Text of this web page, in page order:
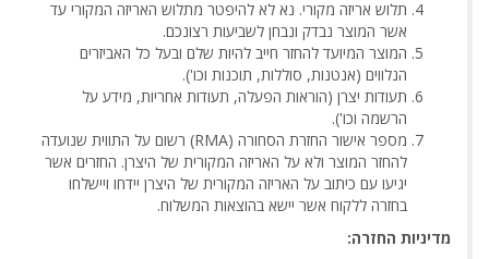
תלוש אריזה מקורי. נא לא להיפטר מתלוש האריזה המקורי עד
אשר המוצר נבדק ונבחן לשביעות רצונכם.
המוצר המיועד להחזר חייב להיות שלם ובעל כל האביזרים
הנלווים (אנטנות, סוללות, תוכנות וכו').
תעודות יצרן (הוראות הפעלה, תעודות אחריות, מידע על
הרשמה וכו').
מספר אישור החזרת הסחורה (RMA) רשום על התווית שנועדה
להחזר המוצר ולא על האריזה המקורית של היצרן. החזרים אשר
יגיעו עם כיתוב על האריזה המקורית של היצרן יידחו ויישלחו
בחזרה ללקוח אשר יישא בהוצאות המשלוח.
מדיניות החזרה: